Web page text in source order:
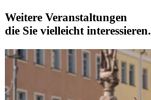
Weitere Veranstaltungen
die Sie vielleicht interessieren.